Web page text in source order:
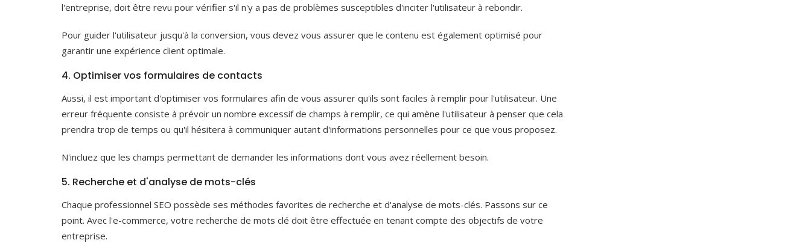
l'entreprise, doit être revu pour vérifier s'il n'y a pas de problèmes susceptibles d'inciter l'utilisateur à rebondir.
Pour guider l'utilisateur jusqu'à la conversion, vous devez vous assurer que le contenu est également optimisé pour
garantir une expérience client optimale.
4. Optimiser vos formulaires de contacts
Aussi, il est important d'optimiser vos formulaires afin de vous assurer qu'ils sont faciles à remplir pour l'utilisateur. Une
erreur fréquente consiste à prévoir un nombre excessif de champs à remplir, ce qui amène l'utilisateur à penser que cela
prendra trop de temps ou qu'il hésitera à communiquer autant d'informations personnelles pour ce que vous proposez.
N'incluez que les champs permettant de demander les informations dont vous avez réellement besoin.
5. Recherche et d'analyse de mots-clés
Chaque professionnel SEO possède ses méthodes favorites de recherche et d'analyse de mots-clés. Passons sur ce
point. Avec l'e-commerce, votre recherche de mots clé doit être effectuée en tenant compte des objectifs de votre
entreprise.